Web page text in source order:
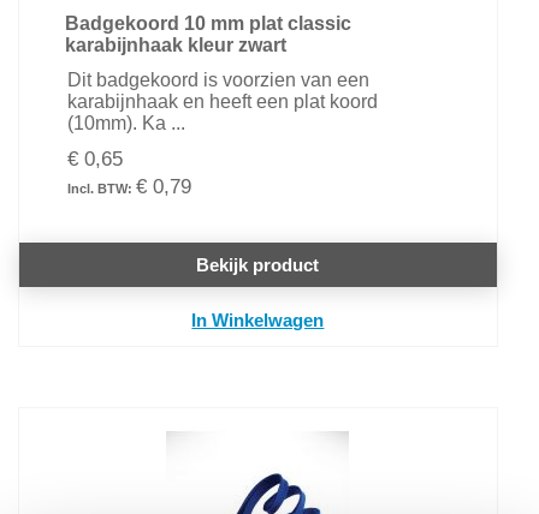
Badgekoord 10 mm plat classic
karabijnhaak kleur zwart
Dit badgekoord is voorzien van een
karabijnhaak en heeft een plat koord
(10mm). Ka ...
€ 0,65
€ 0,79
Bekijk product
In Winkelwagen